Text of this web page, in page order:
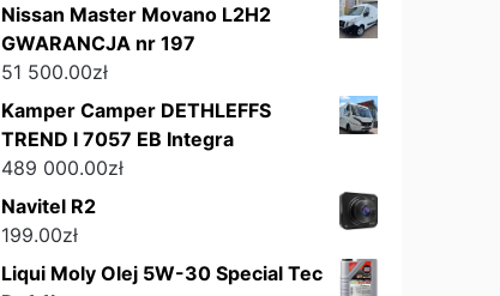
Nissan Master Movano L2H2
GWARANCJA nr 197
51 500.00zł
Kamper Camper DETHLEFFS
TREND I 7057 EB Integra
489 000.00zł
Navitel R2
199.00zł
Liqui Moly Olej 5W-30 Special Tec